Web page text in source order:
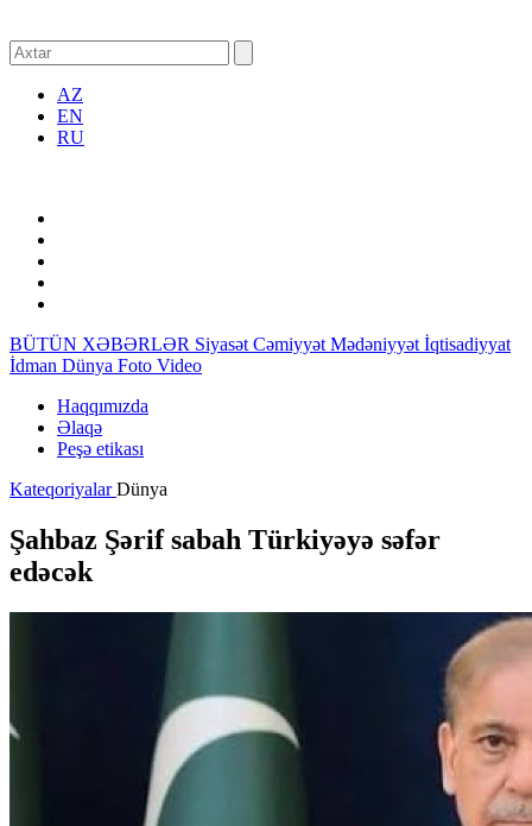
AZ
EN
RU
BÜTÜN XƏBƏRLƏR Siyasət Cəmiyyət Mədəniyyət İqtisadiyyat
İdman Dünya Foto Video
Haqqımızda
Əlaqə
Peşə etikası
KateqoriyalarDünya
Şahbaz Şərif sabah Türkiyəyə səfər
edəcək